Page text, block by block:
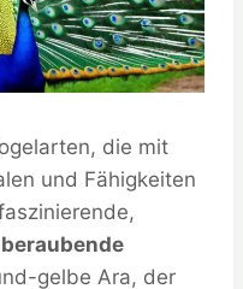
die mit
und Fähigkeiten
gelbe Ara, der